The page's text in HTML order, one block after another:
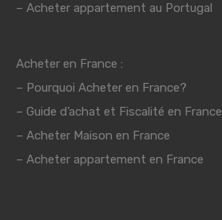
– Acheter appartement au Portugal
Acheter en France :
– Pourquoi Acheter en France?
– Guide d’achat et Fiscalité en France
– Acheter Maison en France
– Acheter appartement en France